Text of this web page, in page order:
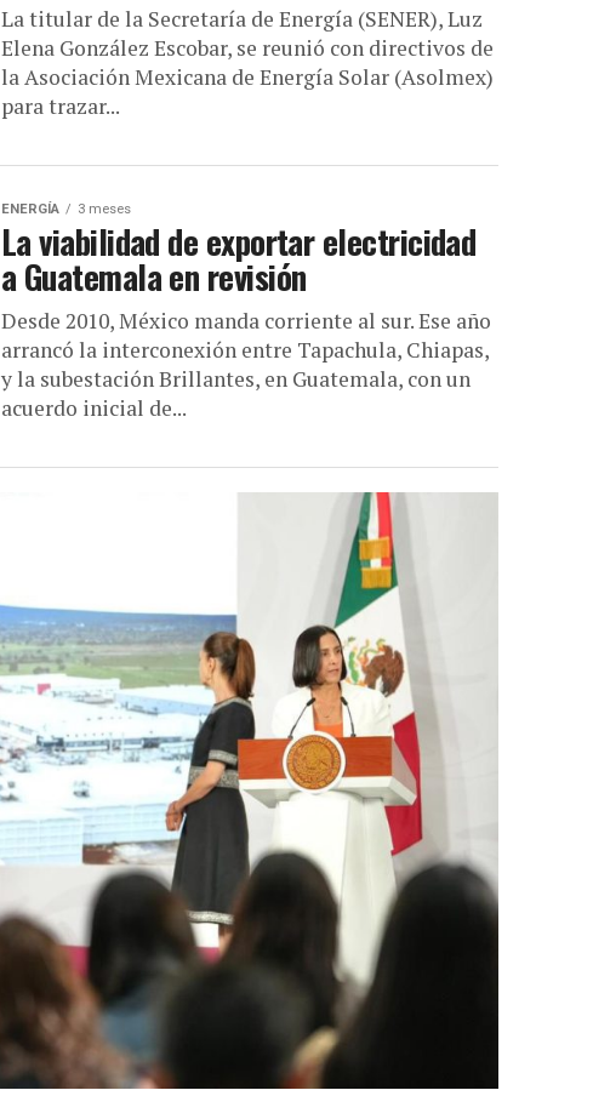
La titular de la Secretaría de Energía (SENER), Luz
Elena González Escobar, se reunió con directivos de
la Asociación Mexicana de Energía Solar (Asolmex)
para trazar...
ENERGÍA 3 meses
La viabilidad de exportar electricidad
a Guatemala en revisión
Desde 2010, México manda corriente al sur. Ese año
arrancó la interconexión entre Tapachula, Chiapas,
y la subestación Brillantes, en Guatemala, con un
acuerdo inicial de...